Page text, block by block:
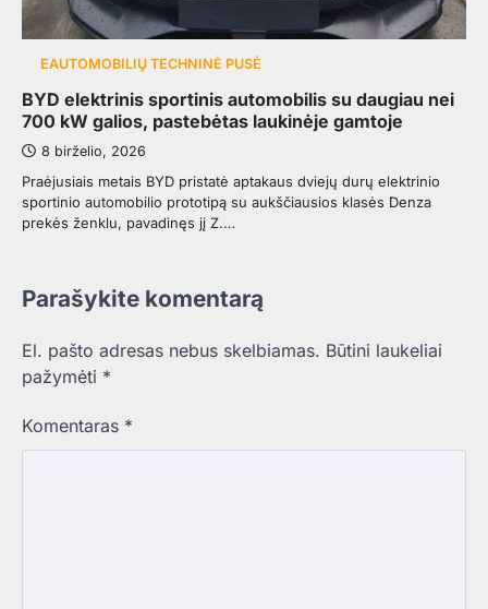
EAUTOMOBILIŲ TECHNINĖ PUSĖ
BYD elektrinis sportinis automobilis su daugiau nei
700 kW galios, pastebėtas laukinėje gamtoje
8 birželio, 2026
Praėjusiais metais BYD pristatė aptakaus dviejų durų elektrinio
sportinio automobilio prototipą su aukščiausios klasės Denza
prekės ženklu, pavadinęs jį Z.…
Parašykite komentarą
El. pašto adresas nebus skelbiamas. Būtini laukeliai
pažymėti *
Komentaras *